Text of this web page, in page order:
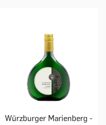
Würzburger Marienberg -